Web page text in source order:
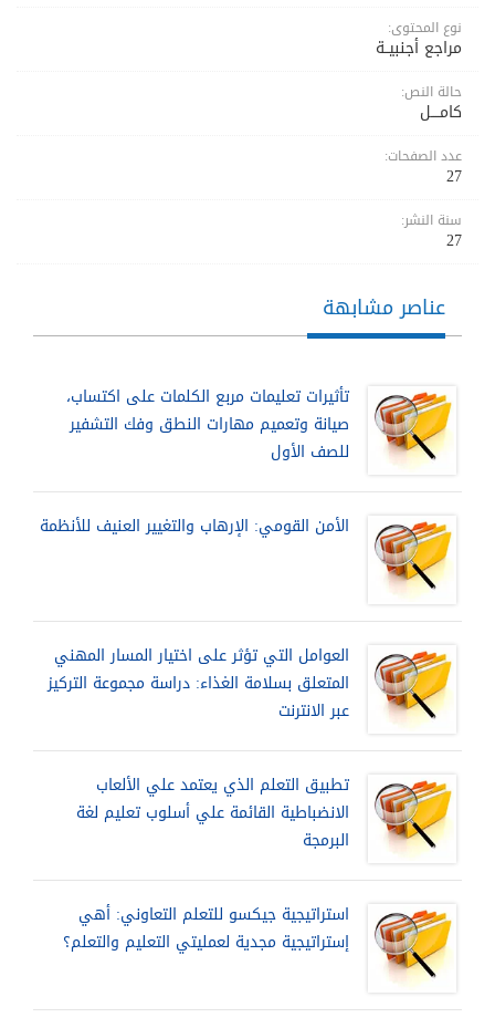
نوع المحتوى:
مراجع أجنبيــة
حالة النص:
كامــــل
عدد الصفحات:
27
سنة النشر:
27
عناصر مشابهة
تأثيرات تعليمات مربع الكلمات على اكتساب،
صيانة وتعميم مهارات النطق وفك التشفير
للصف الأول
الأمن القومي: الإرهاب والتغيير العنيف للأنظمة
العوامل التي تؤثر على اختيار المسار المهني
المتعلق بسلامة الغذاء: دراسة مجموعة التركيز
عبر الانترنت
تطبيق التعلم الذي يعتمد علي الألعاب
الانضباطية القائمة علي أسلوب تعليم لغة
البرمجة
استراتيجية جيكسو للتعلم التعاوني: أهي
إستراتيجية مجدية لعمليتي التعليم والتعلم؟